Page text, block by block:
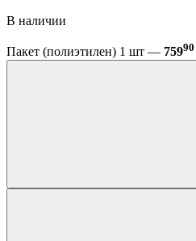
В наличии
Пакет (полиэтилен) 1 шт — 75990